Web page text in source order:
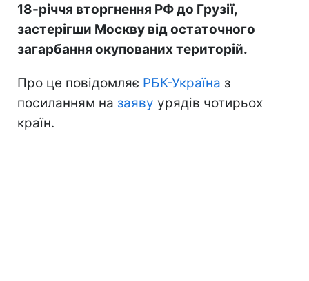
18-річчя вторгнення РФ до Грузії,
застерігши Москву від остаточного
загарбання окупованих територій.
Про це повідомляє РБК-Україна з
посиланням на заяву урядів чотирьох
країн.